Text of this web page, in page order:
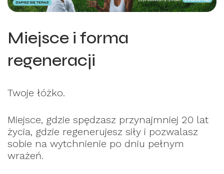
Miejsce i forma
regeneracji
Twoje łóżko.
Miejsce, gdzie spędzasz przynajmniej 20 lat
życia, gdzie regenerujesz siły i pozwalasz
sobie na wytchnienie po dniu pełnym
wrażeń.